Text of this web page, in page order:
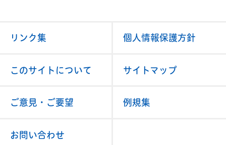
リンク集 個人情報保護方針
このサイトについて サイトマップ
ご意見・ご要望 例規集
お問い合わせ